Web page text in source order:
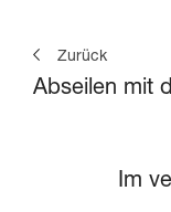
Zurück
Abseilen mit
Im